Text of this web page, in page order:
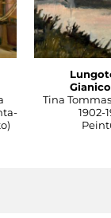
Tina
1902-